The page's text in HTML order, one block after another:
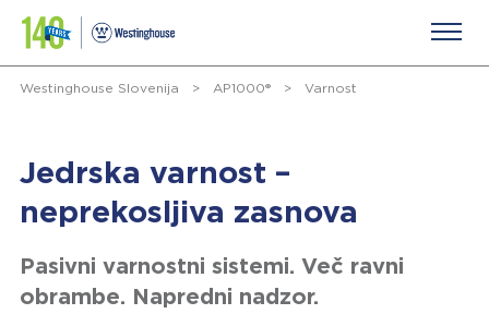
Westinghouse Slovenija > AP1000® > Varnost
Jedrska varnost –
neprekosljiva zasnova
Pasivni varnostni sistemi. Več ravni
obrambe. Napredni nadzor.